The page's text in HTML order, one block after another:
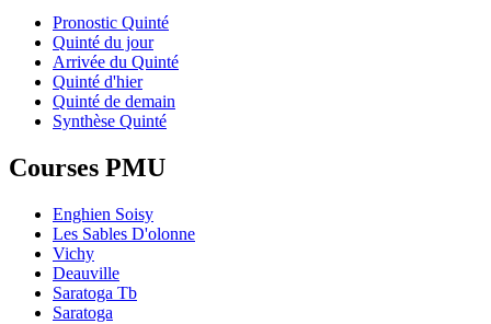
Pronostic Quinté
Quinté du jour
Arrivée du Quinté
Quinté d'hier
Quinté de demain
Synthèse Quinté
Courses PMU
Enghien Soisy
Les Sables D'olonne
Vichy
Deauville
Saratoga Tb
Saratoga